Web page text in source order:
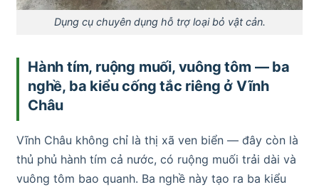
Dụng cụ chuyên dụng hỗ trợ loại bỏ vật cản.
Hành tím, ruộng muối, vuông tôm — ba
nghề, ba kiểu cống tắc riêng ở Vĩnh
Châu
Vĩnh Châu không chỉ là thị xã ven biển — đây còn là
thủ phủ hành tím cả nước, có ruộng muối trải dài và
vuông tôm bao quanh. Ba nghề này tạo ra ba kiểu